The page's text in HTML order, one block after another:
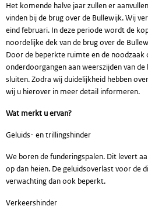
Het komende halve jaar zullen er
vinden bij de brug over de Bullewijk. Wij
eind februari. In deze periode wordt de
noordelijke dek van de brug over de
Door de beperkte ruimte en de
onderdoorgangen aan weerszijden van
sluiten. Zodra wij duidelijkheid hebben
wij u hierover in meer detail informeren.
Wat merkt u ervan?
Geluids- en trillingshinder
We boren de funderingspalen. Dit levert
op dan heien. De geluidsoverlast voor de
verwachting dan ook beperkt.
Verkeershinder